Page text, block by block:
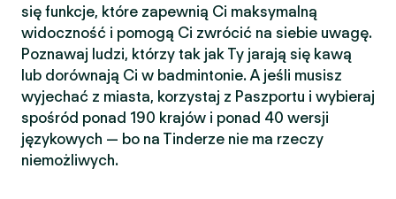
się funkcje, które zapewnią Ci maksymalną
widoczność i pomogą Ci zwrócić na siebie uwagę.
Poznawaj ludzi, którzy tak jak Ty jarają się kawą
lub dorównają Ci w badmintonie. A jeśli musisz
wyjechać z miasta, korzystaj z Paszportu i wybieraj
spośród ponad 190 krajów i ponad 40 wersji
językowych — bo na Tinderze nie ma rzeczy
niemożliwych.